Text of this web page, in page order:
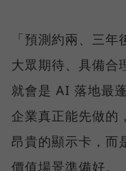
「預測約兩、三
大眾期待、具備合
就會是 AI 落地最
企業真正能先做的
昂貴的顯示卡，而
價值場景準備好。